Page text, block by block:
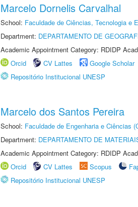
Marcelo Dornelis Carvalhal
School: Faculdade de Ciências, Tecnologia e
Department: DEPARTAMENTO DE
Academic Appointment Category: RDIDP
Orcid
CV Lattes Google Scholar
Repositório Institucional UNESP
Marcelo dos Santos Pereira
School: Faculdade de Engenharia e Ciências
Department: DEPARTAMENTO DE
Academic Appointment Category: RDIDP
Orcid
CV Lattes Scopus
Repositório Institucional UNESP